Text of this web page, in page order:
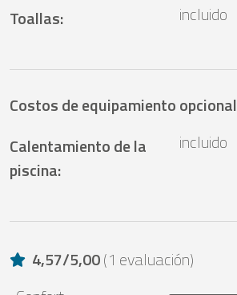
Toallas: incluido
Costos de equipamiento opcional
Calentamiento de la
piscina:
incluido
4,57/5,00(1 evaluación)